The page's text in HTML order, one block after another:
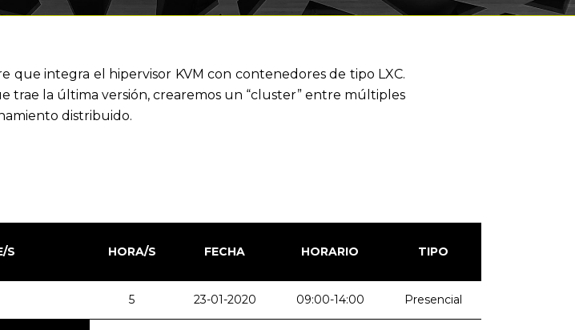
que integra el hipervisor KVM con contenedores de tipo LXC.
trae la última versión, crearemos un “cluster” entre múltiples
distribuido.
S HORA/S FECHA HORARIO TIPO
5 23-01-2020 09:00-14:00 Presencial